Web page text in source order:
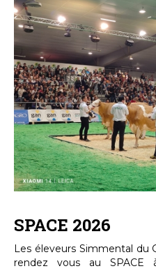
SPACE 2026
Les éleveurs Simmental du
rendez vous au